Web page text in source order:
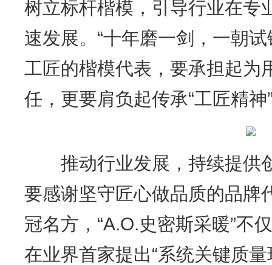
树立标杆楷模，引导行业在专
速发展。“十年磨一剑，一朝
工匠的楷模代表，要承担起为
任，更要肩负起传承“工匠精神
推动行业发展，持续提供
要感谢坚守匠心做品质的品牌
冠名方，“A.O.史密斯采暖”不
在业界首家提出“系统关键质